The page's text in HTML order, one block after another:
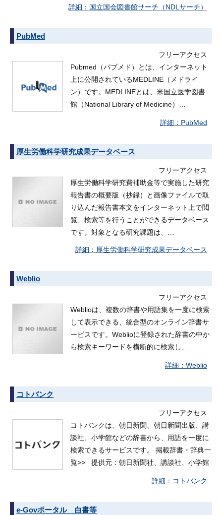
国立国会図書館サーチ（NDLサーチ）
PubMed
フリーアクセス
Pubmed（パブメド）とは、インターネット
上に公開されているMEDLINE（メドライ
ン）です。MEDLINEとは、米国立医学図書
館（National Library of Medicine）…
PubMed
厚生労働科学研究成果データベース
フリーアクセス
厚生労働科学研究費補助金等で実施した研究
報告書の概要版（抄録）と画像ファイルで取
り込んだ報告書本文をインターネット上で閲
覧、検索等を行うことができるデータベース
です。対象となる研究課題は、…
厚生労働科学研究成果データベース
Weblio
フリーアクセス
Weblioは、複数の辞書や用語集を一度に検索
して表示できる、統合型のオンライン辞書サ
ービスです。Weblioに登録された辞書の中か
ら検索キーワードを横断的に検索し、…
Weblio
コトバンク
フリーアクセス
コトバンクは、朝日新聞、朝日新聞出版、講
談社、小学館などの辞書から、用語を一度に
検索できるサービスです。 掲載辞書・辞典一
覧>> 提供元：朝日新聞社、講談社、小学館
コトバンク
e-Govポータル 白書等